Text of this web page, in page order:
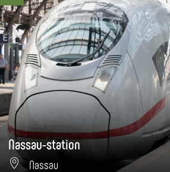
Nassau-station
Nassau